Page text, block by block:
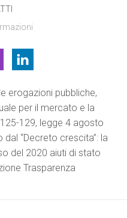
erogazioni pubbliche,
per il mercato e la
129, legge 4 agosto
“Decreto crescita”: la
del 2020 aiuti di stato
Trasparenza